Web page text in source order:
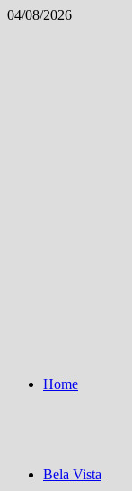
Skip
04/08/2026
Home
Bela Vista